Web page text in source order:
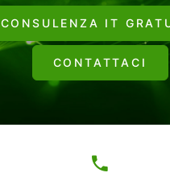
CONSULENZA IT
CONTATTACI